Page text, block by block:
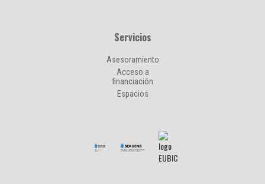
Servicios
Asesoramiento
Acceso a
financiación
Espacios